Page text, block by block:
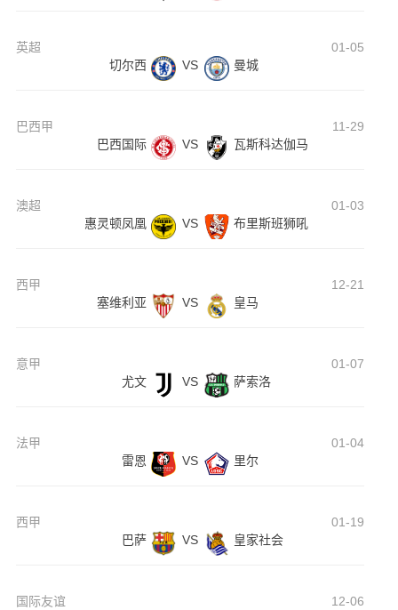
英超
01-05
切尔西
VS 曼城
巴西甲
11-29
巴西国际
VS 瓦斯科达伽马
澳超
01-03
惠灵顿凤凰
VS 布里斯班狮吼
西甲
12-21
塞维利亚
VS 皇马
意甲
01-07
尤文
VS 萨索洛
法甲
01-04
雷恩
VS 里尔
西甲
01-19
巴萨
VS 皇家社会
国际友谊
12-06